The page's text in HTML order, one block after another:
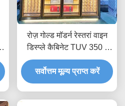
रोज़ गोल्ड मॉडर्न रेस्तरां वाइन
डिस्प्ले कैबिनेट TUV 350 *
190cm
सर्वोत्तम मूल्य प्राप्त करें